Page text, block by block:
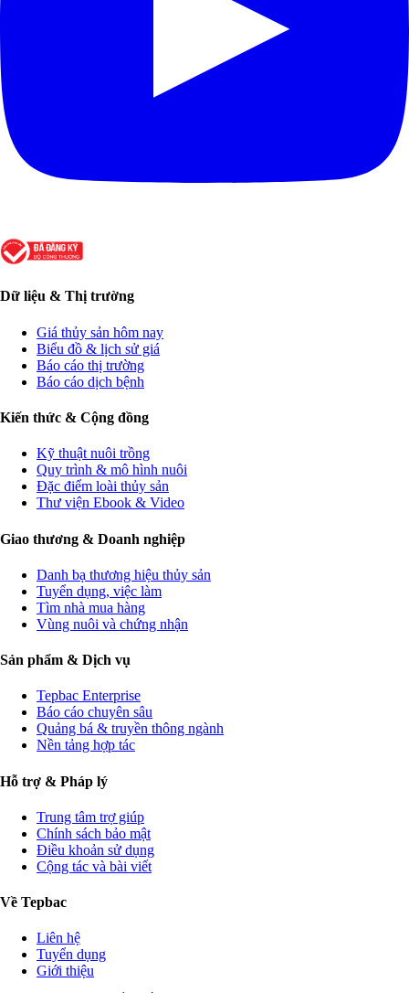
Dữ liệu & Thị trường
Giá thủy sản hôm nay
Biểu đồ & lịch sử giá
Báo cáo thị trường
Báo cáo dịch bệnh
Kiến thức & Cộng đồng
Kỹ thuật nuôi trồng
Quy trình & mô hình nuôi
Đặc điểm loài thủy sản
Thư viện Ebook & Video
Giao thương & Doanh nghiệp
Danh bạ thương hiệu thủy sản
Tuyển dụng, việc làm
Tìm nhà mua hàng
Vùng nuôi và chứng nhận
Sản phẩm & Dịch vụ
Tepbac Enterprise
Báo cáo chuyên sâu
Quảng bá & truyền thông ngành
Nền tảng hợp tác
Hỗ trợ & Pháp lý
Trung tâm trợ giúp
Chính sách bảo mật
Điều khoản sử dụng
Cộng tác và bài viết
Về Tepbac
Liên hệ
Tuyển dụng
Giới thiệu